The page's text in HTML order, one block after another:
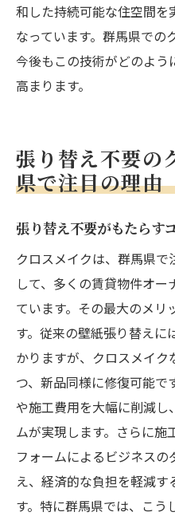
和した持続可能な住空間を
なっています。群馬県での
今後もこの技術がどのよ
高まります。
張り替え不要の
県で注目の理由
張り替え不要がもたらす
クロスメイクは、群馬県
して、多くの賃貸物件オ
ています。その最大のメリ
す。従来の壁紙張り替え
かりますが、クロスメイ
つ、新品同様に修復可能で
や施工費用を大幅に削減し
ムが実現します。さらに施
フォームによるビジネス
え、経済的な負担を軽減
す。特に群馬県では、こ